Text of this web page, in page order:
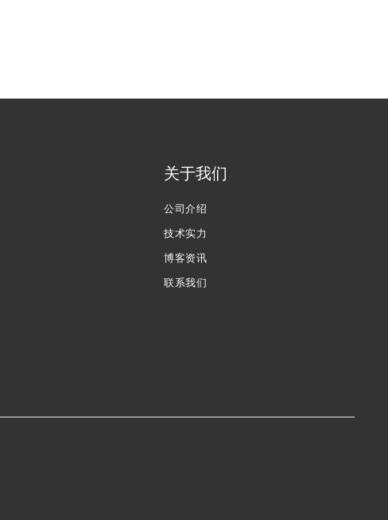
关于我们
公司介绍
技术实力
博客资讯
联系我们